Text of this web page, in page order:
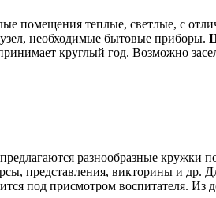
помещения теплые, светлые, с
необходимые бытовые приборы.
круглый год. Возможно
разнообразные кружки
представления, викторины и др.
под присмотром воспитателя. Из